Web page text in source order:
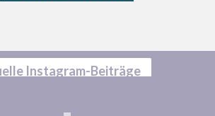
Instagram-Beiträge